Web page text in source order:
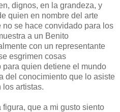
dignos, en la grandeza, y
quien en nombre del arte
se hace convidado para los
a un Benito
con un representante
esgrimen cosas
quien detiene el mundo
del conocimiento que lo asiste
los artistas.
que a mi gusto siento